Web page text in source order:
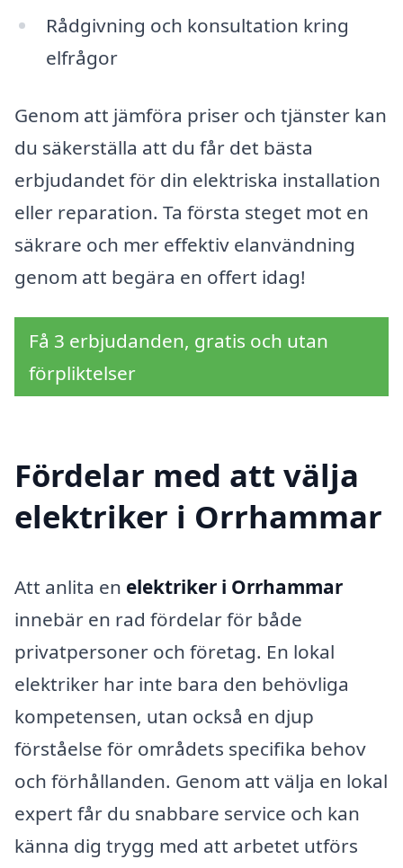
Rådgivning och konsultation kring
elfrågor
Genom att jämföra priser och tjänster kan
du säkerställa att du får det bästa
erbjudandet för din elektriska installation
eller reparation. Ta första steget mot en
säkrare och mer effektiv elanvändning
genom att begära en offert idag!
Få 3 erbjudanden, gratis och utan
förpliktelser
Fördelar med att välja
elektriker i Orrhammar
Att anlita en elektriker i Orrhammar
innebär en rad fördelar för både
privatpersoner och företag. En lokal
elektriker har inte bara den behövliga
kompetensen, utan också en djup
förståelse för områdets specifika behov
och förhållanden. Genom att välja en lokal
expert får du snabbare service och kan
känna dig trygg med att arbetet utförs